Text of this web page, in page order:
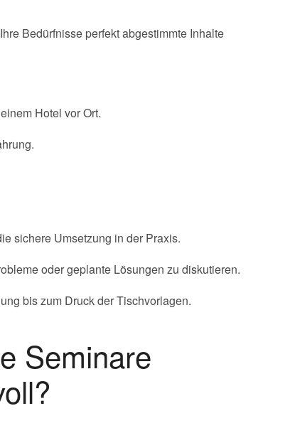
Bedürfnisse perfekt abgestimmte Inhalte
Hotel vor Ort.
sichere Umsetzung in der Praxis.
oder geplante Lösungen zu diskutieren.
bis zum Druck der Tischvorlagen.
Seminare